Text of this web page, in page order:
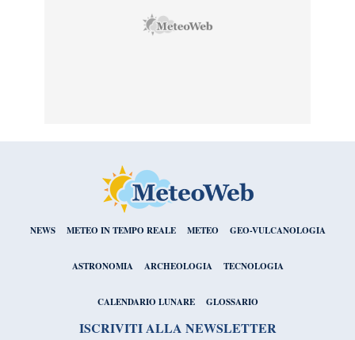
NEWS METEO IN TEMPO REALE METEO GEO-VULCANOLOGIA
ASTRONOMIA ARCHEOLOGIA TECNOLOGIA
CALENDARIO LUNARE GLOSSARIO
ISCRIVITI ALLA NEWSLETTER